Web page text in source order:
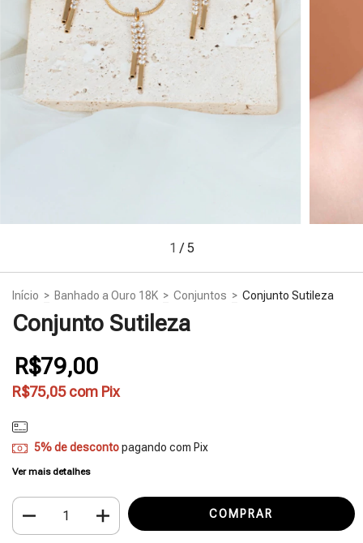
1 /5
Início > Banhado a Ouro 18K > Conjuntos > Conjunto Sutileza
Conjunto Sutileza
R$79,00
R$75,05com Pix
5% de descontopagando com Pix
Ver mais detalhes